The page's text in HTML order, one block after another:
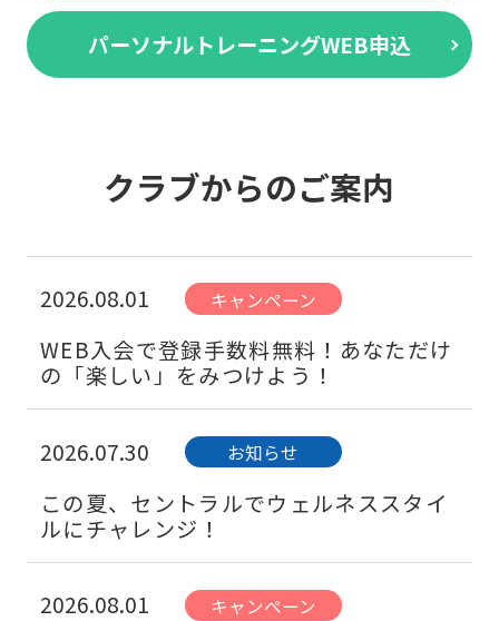
パーソナルトレーニングWEB申込
クラブからのご案内
2026.08.01 キャンペーン
WEB入会で登録手数料無料！あなただけ
の「楽しい」をみつけよう！
2026.07.30 お知らせ
この夏、セントラルでウェルネススタイ
ルにチャレンジ！
2026.08.01 キャンペーン